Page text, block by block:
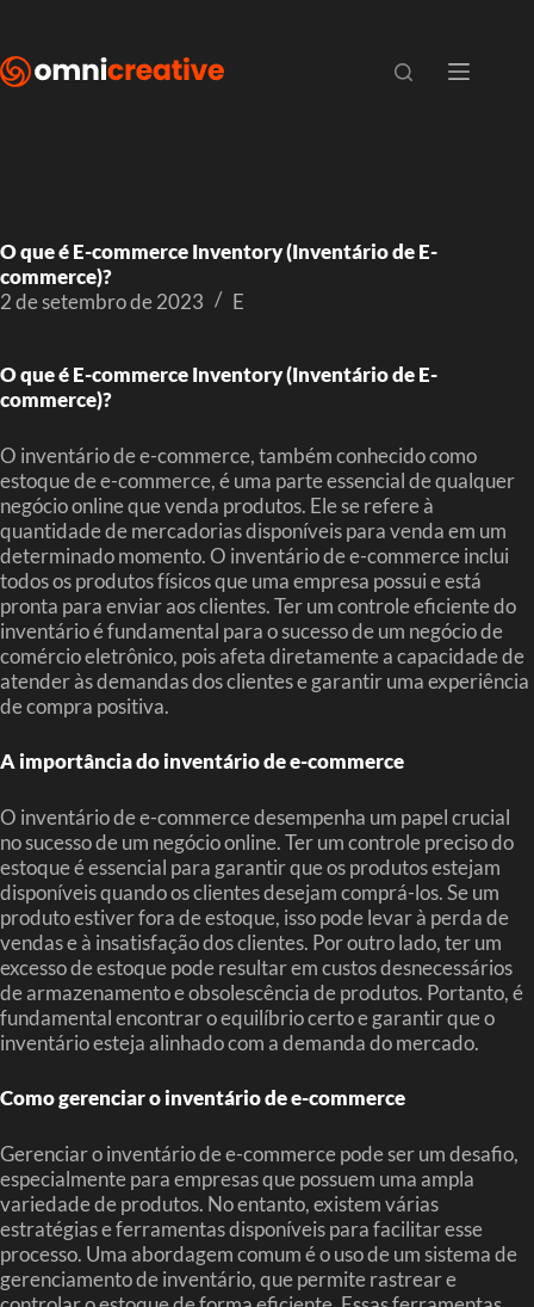
O que é E-commerce Inventory (Inventário de E-
commerce)?
2 de setembro de 2023
E
O que é E-commerce Inventory (Inventário de E-
commerce)?
O inventário de e-commerce, também conhecido como
estoque de e-commerce, é uma parte essencial de qualquer
negócio online que venda produtos. Ele se refere à
quantidade de mercadorias disponíveis para venda em um
determinado momento. O inventário de e-commerce inclui
todos os produtos físicos que uma empresa possui e está
pronta para enviar aos clientes. Ter um controle eficiente do
inventário é fundamental para o sucesso de um negócio de
comércio eletrônico, pois afeta diretamente a capacidade de
atender às demandas dos clientes e garantir uma experiência
de compra positiva.
A importância do inventário de e-commerce
O inventário de e-commerce desempenha um papel crucial
no sucesso de um negócio online. Ter um controle preciso do
estoque é essencial para garantir que os produtos estejam
disponíveis quando os clientes desejam comprá-los. Se um
produto estiver fora de estoque, isso pode levar à perda de
vendas e à insatisfação dos clientes. Por outro lado, ter um
excesso de estoque pode resultar em custos desnecessários
de armazenamento e obsolescência de produtos. Portanto, é
fundamental encontrar o equilíbrio certo e garantir que o
inventário esteja alinhado com a demanda do mercado.
Como gerenciar o inventário de e-commerce
Gerenciar o inventário de e-commerce pode ser um desafio,
especialmente para empresas que possuem uma ampla
variedade de produtos. No entanto, existem várias
estratégias e ferramentas disponíveis para facilitar esse
processo. Uma abordagem comum é o uso de um sistema de
gerenciamento de inventário, que permite rastrear e